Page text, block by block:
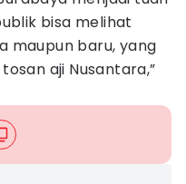
bisa melihat
maupun baru, yang
aji Nusantara,”